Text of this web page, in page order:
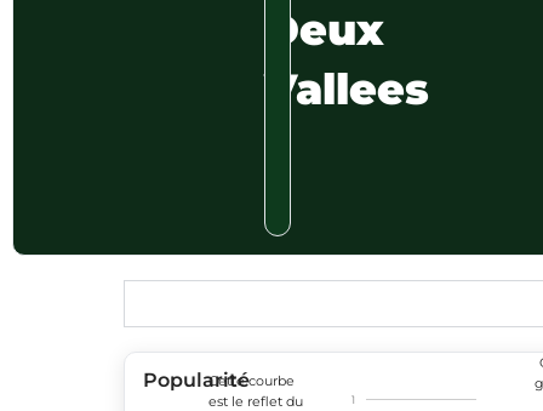
Deux
Vallees
PopularitéCette courbe
est le reflet du
1